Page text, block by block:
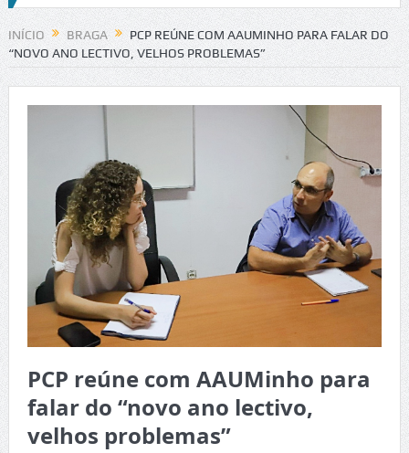
no IC2 em Alcobaça Igreja do Castelo de Cerveira assegura
INÍCIO BRAGA
PCP REÚNE COM AAUMINHO PARA FALAR DO
“NOVO ANO LECTIVO, VELHOS PROBLEMAS”
PCP reúne com AAUMinho para
falar do “novo ano lectivo,
velhos problemas”